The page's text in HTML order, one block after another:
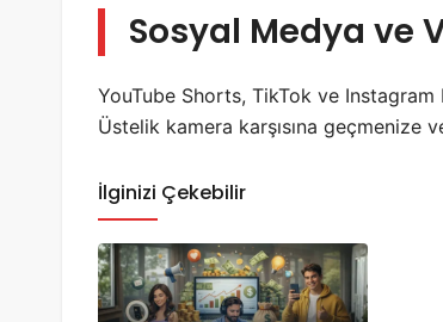
Sosyal Medya ve
YouTube Shorts, TikTok ve Instagram
Üstelik kamera karşısına geçmenize
İlginizi Çekebilir